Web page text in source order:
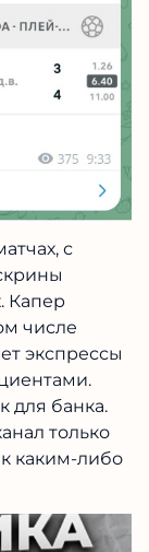
с
Капер
числе
экспрессы
для банка.
только
каким-либо